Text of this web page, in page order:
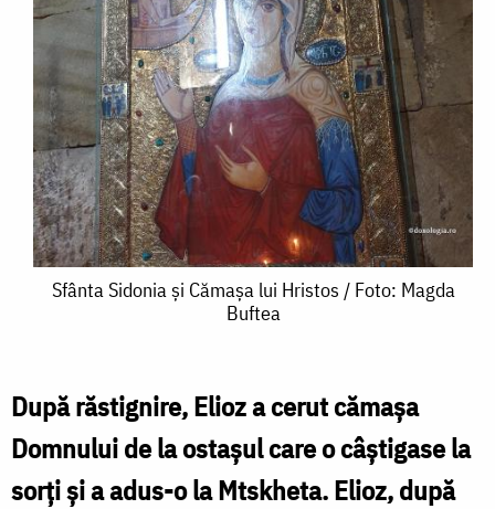
Sfânta
Cămașa
lui
Hristos
Sfânta Sidonia și Cămașa lui Hristos / Foto: Magda
Buftea
După răstignire, Elioz a cerut cămaşa
Domnului de la ostaşul care o câştigase la
sorţi şi a adus-o la Mtskheta. Elioz, după